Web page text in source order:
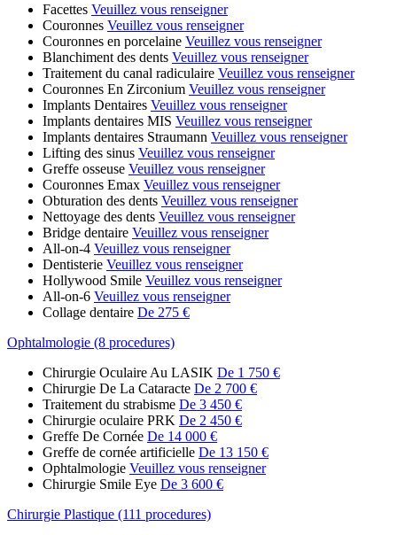
Facettes Veuillez vous renseigner
Couronnes Veuillez vous renseigner
Couronnes en porcelaine Veuillez vous renseigner
Blanchiment des dents Veuillez vous renseigner
Traitement du canal radiculaire Veuillez vous renseigner
Couronnes En Zirconium Veuillez vous renseigner
Implants Dentaires Veuillez vous renseigner
Implants dentaires MIS Veuillez vous renseigner
Implants dentaires Straumann Veuillez vous renseigner
Lifting des sinus Veuillez vous renseigner
Greffe osseuse Veuillez vous renseigner
Couronnes Emax Veuillez vous renseigner
Obturation des dents Veuillez vous renseigner
Nettoyage des dents Veuillez vous renseigner
Bridge dentaire Veuillez vous renseigner
All-on-4 Veuillez vous renseigner
Dentisterie Veuillez vous renseigner
Hollywood Smile Veuillez vous renseigner
All-on-6 Veuillez vous renseigner
Collage dentaire De 275 €
Ophtalmologie (8 procedures)
Chirurgie Oculaire Au LASIK De 1 750 €
Chirurgie De La Cataracte De 2 700 €
Traitement du strabisme De 3 450 €
Chirurgie oculaire PRK De 2 450 €
Greffe De Cornée De 14 000 €
Greffe de cornée artificielle De 13 150 €
Ophtalmologie Veuillez vous renseigner
Chirurgie Smile Eye De 3 600 €
Chirurgie Plastique (111 procedures)